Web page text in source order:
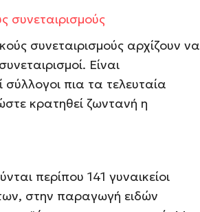
συνεταιρισμούς
συνεταιρισμούς αρχίζουν να
Είναι
σύλλογοι πια τα τελευταία
κρατηθεί ζωντανή η
περίπου 141 γυναικείοι
στην παραγωγή ειδών